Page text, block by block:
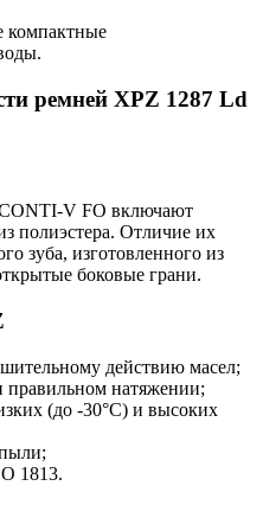
компактные
ремней XPZ 1287 Ld
V FO включают
полиэстера. Отличие их
зуба, изготовленного из
боковые грани.
действию масел;
натяжении;
(до -30°С) и высоких
1813.